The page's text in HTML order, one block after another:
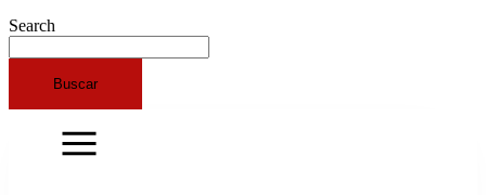
Search
Buscar